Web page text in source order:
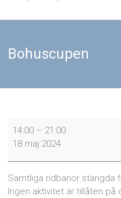
Bohuscupen
Bohuscupen
14:00 – 21:00
18 maj 2024
Samtliga ridbanor stängda
Ingen aktivitet är tillåten